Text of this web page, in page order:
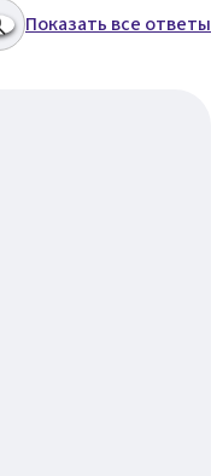
Показать все ответы